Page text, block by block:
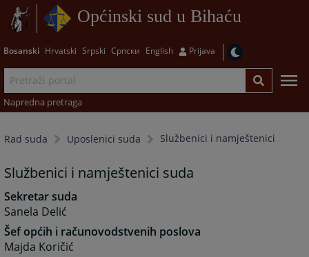
Općinski sud u Bihaću
Bosanski Hrvatski Srpski Српски English Prijava
Napredna pretraga
Rad suda Uposlenici suda Službenici i namještenici
Službenici i namještenici suda
Sekretar suda
Sanela Delić
Šef općih i računovodstvenih poslova
Majda Koričić